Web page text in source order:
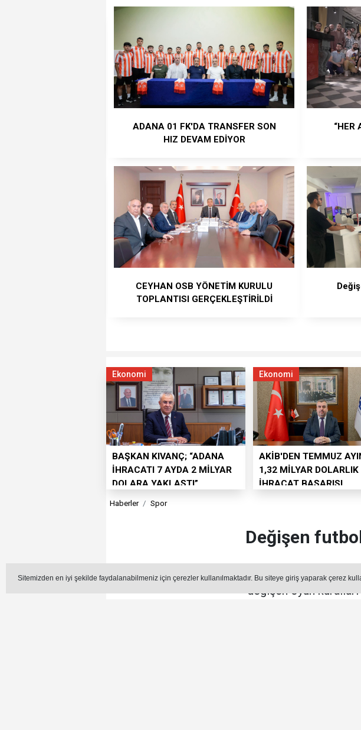
Sitemizden en iyi şekilde faydalanabilmeniz için çerezler kullanılmaktadır. Bu siteye giriş yaparak çerez
ADANA 01 FK'DA TRANSFER SON
HIZ DEVAM EDİYOR
“HER
CEYHAN OSB YÖNETİM KURULU
TOPLANTISI GERÇEKLEŞTİRİLDİ
Ekonomi
BAŞKAN KIVANÇ; “ADANA
İHRACATI 7 AYDA 2 MİLYAR
DOLARA YAKLAŞTI”
Ekonomi
AKİB'DEN TEMMUZ
1,32 MİLYAR DOLARLIK
İHRACAT BAŞARISI
Haberler Spor
Değişen
Türkiye Spor Yazarları Derneği Adana
değişen oyun